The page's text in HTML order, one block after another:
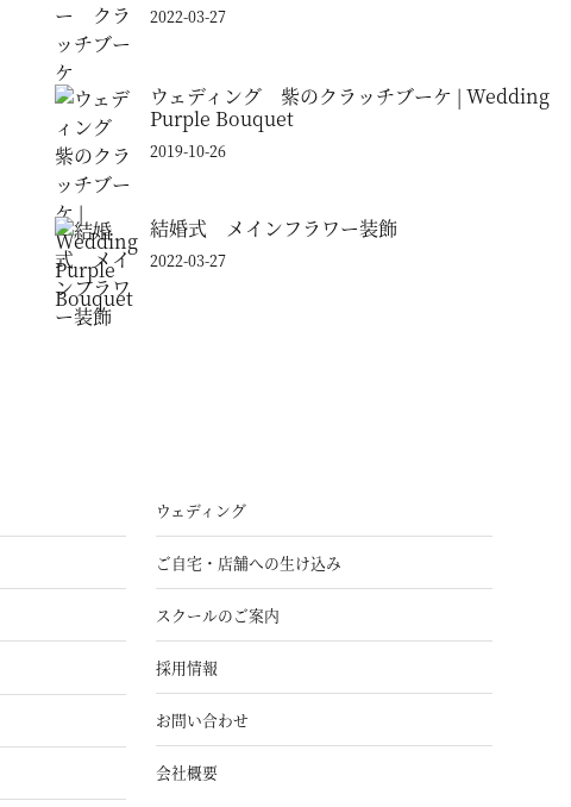
2022-03-27
ウェディング 紫のクラッチブーケ | Wedding
Purple Bouquet
2019-10-26
結婚式 メインフラワー装飾
2022-03-27
ウェディング
ご自宅・店舗への生け込み
スクールのご案内
採用情報
お問い合わせ
会社概要